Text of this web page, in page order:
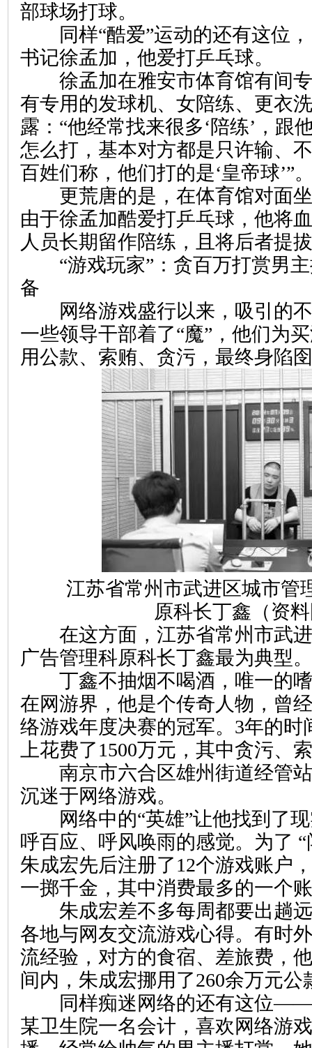
部球场打球。
同样“酷爱”运动的还有这位，
书记徐孟加，他爱打乒乓球。
徐孟加在雅安市体育馆有间专
有专用的发球机、女陪练、更衣
露：“他经常找来很多‘陪练’，跟
怎么打，基本对方都是只许输、
百姓们称，他们打的是‘皇帝球’”
更荒唐的是，在体育馆对面坐
由于徐孟加酷爱打乒乓球，他将
人员长期留作陪练，且将后者提
“游戏玩家”：贪百万打赏男主
备
网络游戏盛行以来，吸引的不
一些领导干部着了“魔”，他们为
用公款、索贿、贪污，最终身陷
江苏省常州市武进区城市管
原科长丁鑫（资
在这方面，江苏省常州市武进
广告管理科原科长丁鑫最为典型。
丁鑫不抽烟不喝酒，唯一的嗜
在网游界，他是个传奇人物，曾
络游戏年度决赛的冠军。3年的时
上花费了1500万元，其中贪污、
南京市六合区雄州街道经管站
沉迷于网络游戏。
网络中的“英雄”让他找到了现
呼百应、呼风唤雨的感觉。为了 “
朱成宏先后注册了12个游戏账户
一掷千金，其中消费最多的一个
朱成宏差不多每周都要出趟远
各地与网友交流游戏心得。有时
流经验，对方的食宿、差旅费，
间内，朱成宏挪用了260余万元公
同样痴迷网络的还有这位——
某卫生院一名会计，喜欢网络游